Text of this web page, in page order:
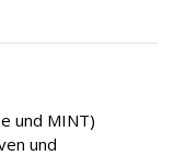
und MINT)
und